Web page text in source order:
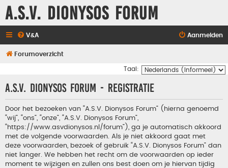
A.S.V. Dionysos Forum
V&A Aanmelden
Forumoverzicht
Taal:
A.S.V. Dionysos Forum - Registratie
Door het bezoeken van “A.S.V. Dionysos Forum” (hierna genoemd
“wij”, “ons”, “onze”, “A.S.V. Dionysos Forum”,
“https://www.asvdionysos.nl/forum”), ga je automatisch akkoord
met de volgende voorwaarden. Als je niet akkoord gaat met
deze voorwaarden, bezoek of gebruik “A.S.V. Dionysos Forum” dan
niet langer. We hebben het recht om de voorwaarden op ieder
moment te wijzigen en zullen ons best doen om je hiervan tijdig